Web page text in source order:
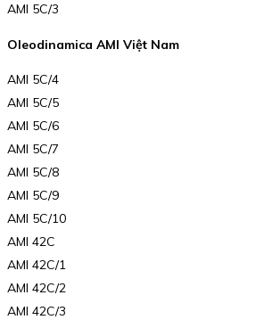
AMI 5C/3
Oleodinamica AMI Việt Nam
AMI 5C/4
AMI 5C/5
AMI 5C/6
AMI 5C/7
AMI 5C/8
AMI 5C/9
AMI 5C/10
AMI 42C
AMI 42C/1
AMI 42C/2
AMI 42C/3